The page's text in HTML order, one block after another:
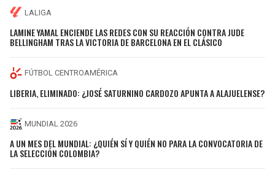
LALIGA
LAMINE YAMAL ENCIENDE LAS REDES CON SU REACCIÓN CONTRA JUDE
BELLINGHAM TRAS LA VICTORIA DE BARCELONA EN EL CLÁSICO
FÚTBOL CENTROAMÉRICA
LIBERIA, ELIMINADO: ¿JOSÉ SATURNINO CARDOZO APUNTA A ALAJUELENSE?
MUNDIAL 2026
A UN MES DEL MUNDIAL: ¿QUIÉN SÍ Y QUIÉN NO PARA LA CONVOCATORIA DE
LA SELECCIÓN COLOMBIA?